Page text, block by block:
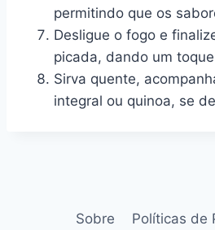
permitindo que os
Desligue o fogo e
picada, dando um
Sirva quente,
integral ou quinoa, se
Sobre Políticas de